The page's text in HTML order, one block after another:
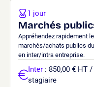
Marchés
Appréhendez rapidement
marchés/achats publics
en inter/intra entreprise.
1 jour
Inter : 850,00 € HT /
stagiaire